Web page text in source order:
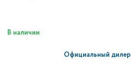
В наличии
Официальный дилер